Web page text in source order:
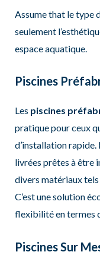
Assume that le type
seulement
espace aquatique.
Piscines
Les piscines
pratique pour ceux
d’installation rapide.
livrées prêtes à être
divers matériaux
C’est une solution
flexibilité en termes
Piscines Sur